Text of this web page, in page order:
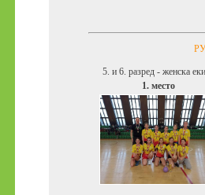
5. и 6. разред - женска
1. место